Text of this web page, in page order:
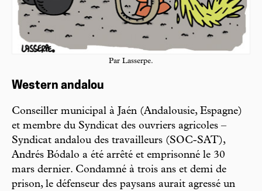
Par Lasserpe.
Western andalou
Conseiller municipal à Jaén (Andalousie, Espagne)
et membre du Syndicat des ouvriers agricoles –
Syndicat andalou des travailleurs (SOC-SAT),
Andrés Bódalo a été arrêté et emprisonné le 30
mars dernier. Condamné à trois ans et demi de
prison, le défenseur des paysans aurait agressé un